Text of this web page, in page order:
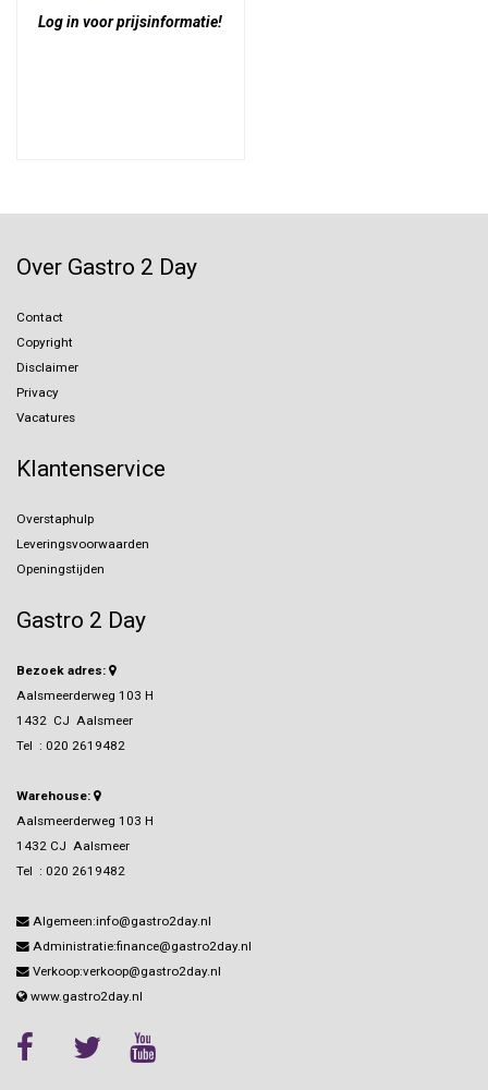
Log in voor prijsinformatie!
Over Gastro 2 Day
Contact
Copyright
Disclaimer
Privacy
Vacatures
Klantenservice
Overstaphulp
Leveringsvoorwaarden
Openingstijden
Gastro 2 Day
Bezoek adres:
Aalsmeerderweg 103 H
1432 CJ Aalsmeer
Tel : 020 2619482
Warehouse:
Aalsmeerderweg 103 H
1432 CJ Aalsmeer
Tel : 020 2619482
Algemeen:info@gastro2day.nl
Administratie:finance@gastro2day.nl
Verkoop:verkoop@gastro2day.nl
www.gastro2day.nl